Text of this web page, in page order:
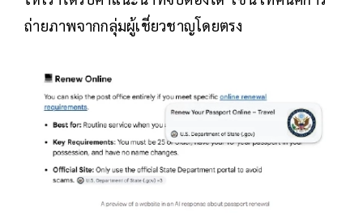
ถ่ายภาพจากกลุ่มผู้เชี่ยวชาญโดยตรง